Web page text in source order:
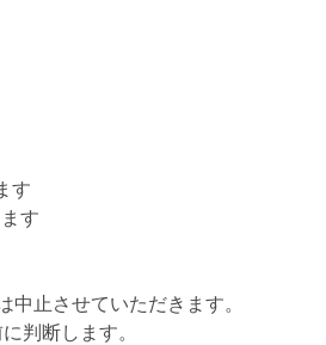
す
す
中止させていただきます。
判断します。